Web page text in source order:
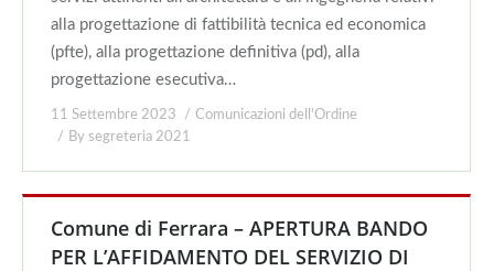
alla progettazione di fattibilità tecnica ed economica
(pfte), alla progettazione definitiva (pd), alla
progettazione esecutiva…
11 Settembre 2023
Comunicazioni dell'Ordine
By segreteria 2021
Comune di Ferrara – APERTURA BANDO
PER L’AFFIDAMENTO DEL SERVIZIO DI